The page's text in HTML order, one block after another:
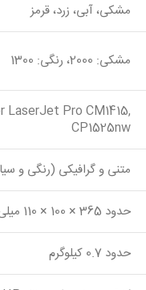
مشکی، آبی، زرد، قرمز
مشکی: 2000، رنگی: 1300
LaserJet Pro CM1415,
CP1525nw
متنی و گرافیکی (رنگی و
حدود 365 × 100 × 110 میلی‌متر
حدود 0.7 کیلوگرم